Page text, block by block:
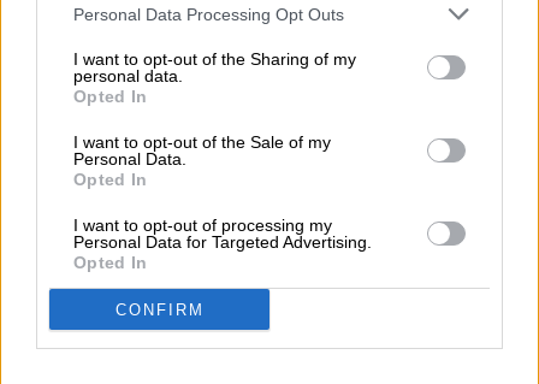
Personal Data Processing Opt Outs
I want to opt-out of the Sharing of my
personal data.
Opted In
I want to opt-out of the Sale of my
Personal Data.
Opted In
I want to opt-out of processing my
Personal Data for Targeted Advertising.
Opted In
CONFIRM
Pero ¿Será esto suficiente para terminar